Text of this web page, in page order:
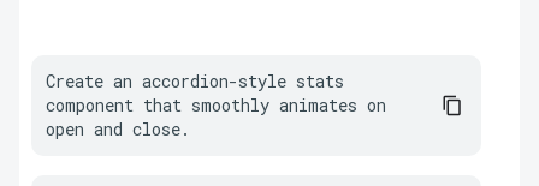
Create an accordion-style stats
component that smoothly animates on
open and close.